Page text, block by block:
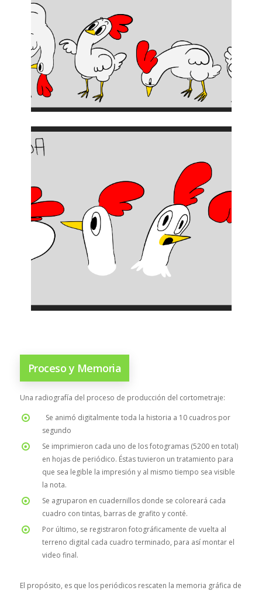
Proceso y Memoria
Una radiografía del proceso de producción del cortometraje:
Se animó digitalmente toda la historia a 10 cuadros por
segundo
Se imprimieron cada uno de los fotogramas (5200 en total)
en hojas de periódico. Éstas tuvieron un tratamiento para
que sea legible la impresión y al mismo tiempo sea visible
la nota.
Se agruparon en cuadernillos donde se coloreará cada
cuadro con tintas, barras de grafito y conté.
Por último, se registraron fotográficamente de vuelta al
terreno digital cada cuadro terminado, para así montar el
video final.
El propósito, es que los periódicos rescaten la memoria gráfica de